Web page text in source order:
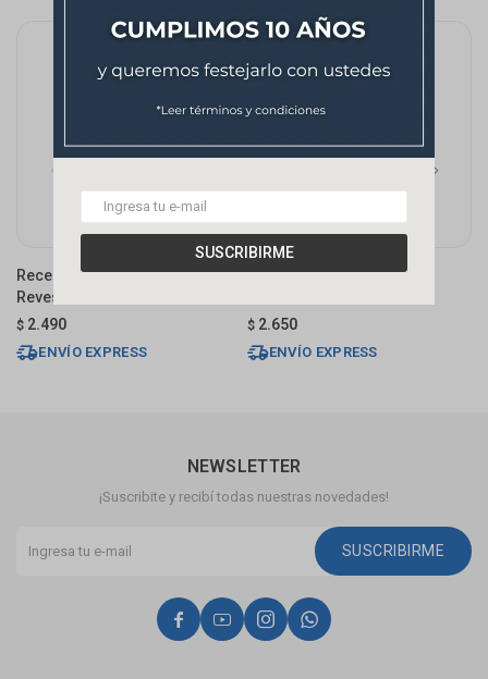
SUSCRIBIRME
Receptáculo Lineal Negro Mate
Revestible 50 Cm Dmc
$ 2.490
ENVÍO EXPRESS
Receptáculo Lineal Acero
$ 2.650
ENVÍO EXPRESS
NEWSLETTER
¡Suscribite y recibí todas nuestras novedades!
SUSCRIBIRME
   